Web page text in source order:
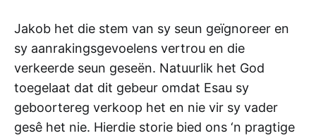
Jakob het die stem van sy seun geïgnoreer en
sy aanrakingsgevoelens vertrou en die
verkeerde seun geseën. Natuurlik het God
toegelaat dat dit gebeur omdat Esau sy
geboortereg verkoop het en nie vir sy vader
gesê het nie. Hierdie storie bied ons ‘n pragtige